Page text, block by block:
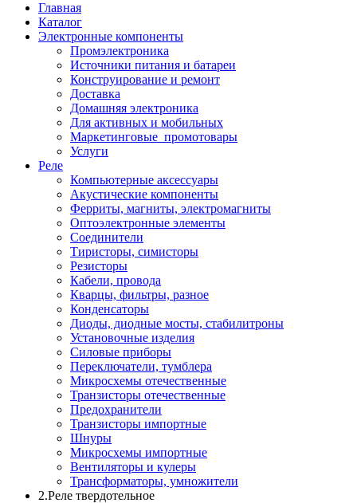
Главная
Каталог
Электронные компоненты
Промэлектроника
Источники питания и батареи
Конструирование и ремонт
Доставка
Домашняя электроника
Для активных и мобильных
Маркетинговые_промотовары
Услуги
Реле
Компьютерные аксессуары
Акустические компоненты
Ферриты, магниты, электромагниты
Оптоэлектронные элементы
Соединители
Тиристоры, симисторы
Резисторы
Кабели, провода
Кварцы, фильтры, разное
Конденсаторы
Диоды, диодные мосты, стабилитроны
Установочные изделия
Силовые приборы
Переключатели, тумблера
Микросхемы отечественные
Транзисторы отечественные
Предохранители
Транзисторы импортные
Шнуры
Микросхемы импортные
Вентиляторы и кулеры
Трансформаторы, умножители
2.Реле твердотельное